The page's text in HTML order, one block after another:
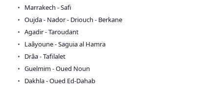
Marrakech - Safi
Oujda - Nador - Driouch - Berkane
Agadir - Taroudant
Laâyoune - Saguia al Hamra
Drâa - Tafilalet
Guelmim - Oued Noun
Dakhla - Oued Ed-Dahab